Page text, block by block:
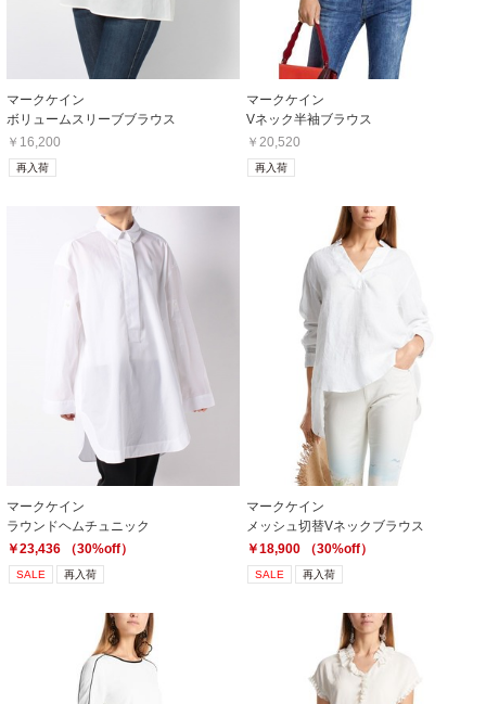
マークケイン
ボリュームスリーブブラウス
￥16,200
再入荷
マークケイン
Vネック半袖ブラウス
￥20,520
再入荷
マークケイン
ラウンドヘムチュニック
￥23,436 （30%off）
SALE 再入荷
マークケイン
メッシュ切替Vネックブラウス
￥18,900 （30%off）
SALE 再入荷